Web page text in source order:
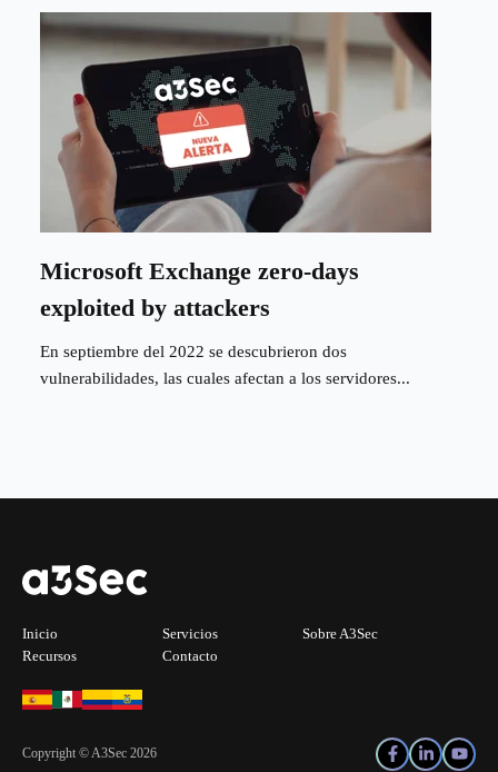
Microsoft Exchange zero-days
exploited by attackers
En septiembre del 2022 se descubrieron dos
vulnerabilidades, las cuales afectan a los servidores...
Inicio Servicios
Sobre A3Sec
Recursos
Contacto
Copyright © A3Sec 2026